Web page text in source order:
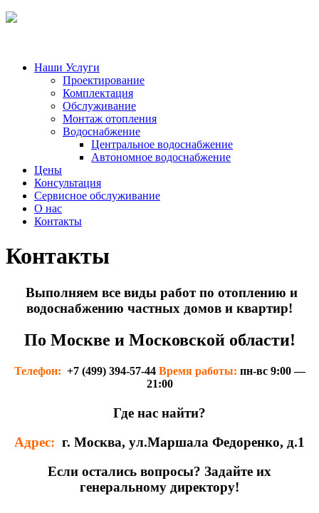
Наши Услуги
Проектирование
Комплектация
Обслуживание
Монтаж отопления
Водоснабжение
Центральное водоснабжение
Автономное водоснабжение
Цены
Консультация
Сервисное обслуживание
О нас
Контакты
Контакты
Выполняем все виды работ по отоплению и
водоснабжению частных домов и квартир!
По Москве и Московской области!
Телефон: +7 (499) 394-57-44 Время работы: пн-вс 9:00 —
21:00
Где нас найти?
Адрес: г. Москва, ул.Маршала Федоренко, д.1
Если остались вопросы? Задайте их
генеральному директору!